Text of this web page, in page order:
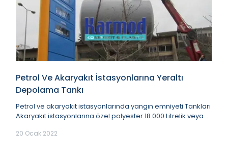
Petrol Ve Akaryakıt İstasyonlarına Yeraltı
Depolama Tankı
Petrol ve akaryakıt istasyonlarında yangın emniyeti Tankları
Akaryakıt istasyonlarına özel polyester 18.000 Litrelik veya
20 Ocak 2022